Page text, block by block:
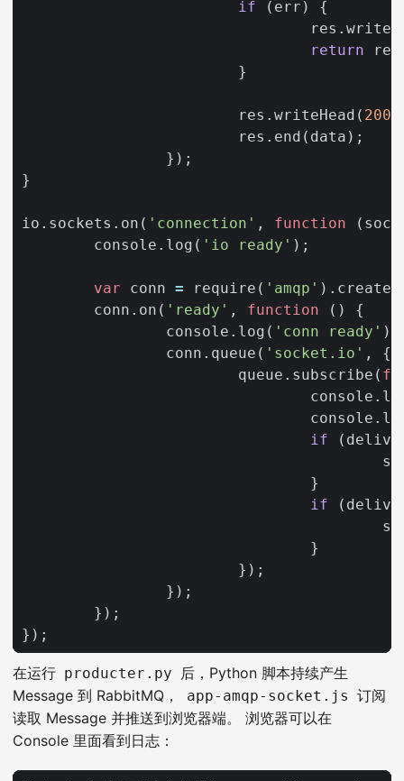
if
( err )
{
res .
return
res
}
res . writeHead ( 200
res . end ( data );
});
}
io . sockets . on ( 'connection' , function (
console . log ( 'io ready' );
var conn = require ( 'amqp' ).
conn . on ( 'ready' , function ()
{
console . log ( 'conn ready' );
conn . queue ( 'socket.io' , {
queue . subscribe (
console .
console .
if
(
}
if
(
}
});
});
});
});
在运行 producter.py
后，Python 脚本持续产生
Message 到 RabbitMQ，
app-amqp-socket.js 订阅
读取 Message 并推送到浏览器端。 浏览器可以在
Console 里面看到日志：